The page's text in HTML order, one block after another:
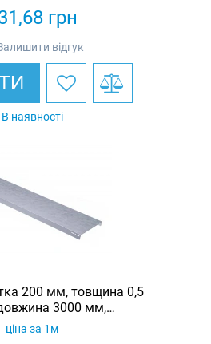
грн
відгук
В наявності
200 мм, товщина 0,5
3000 мм,
Eurotray
ціна за 1м